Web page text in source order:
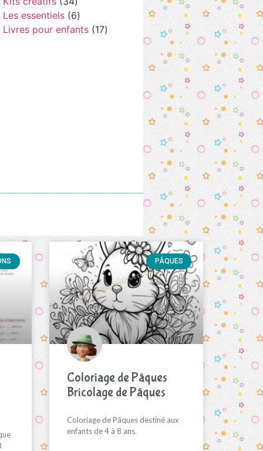
Les essentiels 6
Livres pour enfants 17
PÂQUES
Coloriage de Pâques
Bricolage de Pâques
Coloriage de Pâques destiné aux
enfants de 4 à 8 ans.